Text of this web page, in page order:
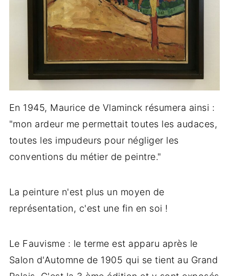
En 1945, Maurice de Vlaminck résumera ainsi :
"mon ardeur me permettait toutes les audaces,
toutes les impudeurs pour négliger les
conventions du métier de peintre."
La peinture n'est plus un moyen de
représentation, c'est une fin en soi !
Le Fauvisme : le terme est apparu après le
Salon d'Automne de 1905 qui se tient au Grand